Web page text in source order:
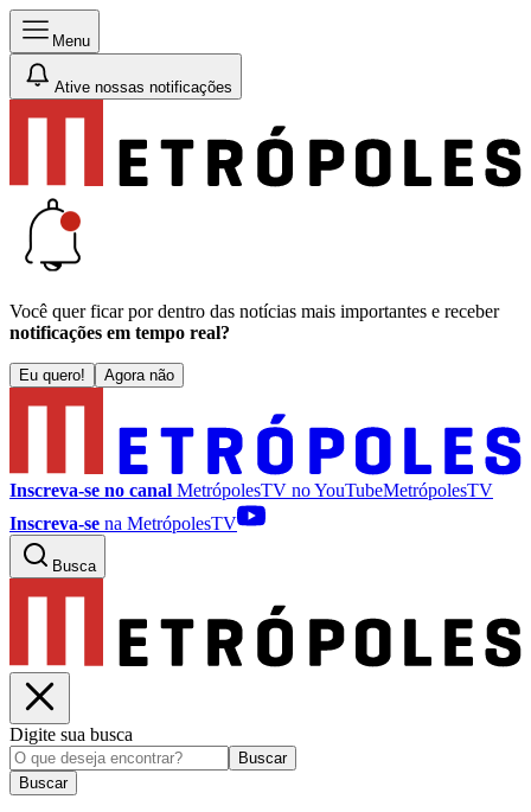
Menu
Ative nossas notificações
Você quer ficar por dentro das notícias mais importantes e receber
notificações em tempo real?
Eu quero! Agora não
Inscreva-se no canal MetrópolesTV noYouTubeMetrópolesTV
Inscreva-se na MetrópolesTV
Busca
Digite sua busca
Buscar
Buscar